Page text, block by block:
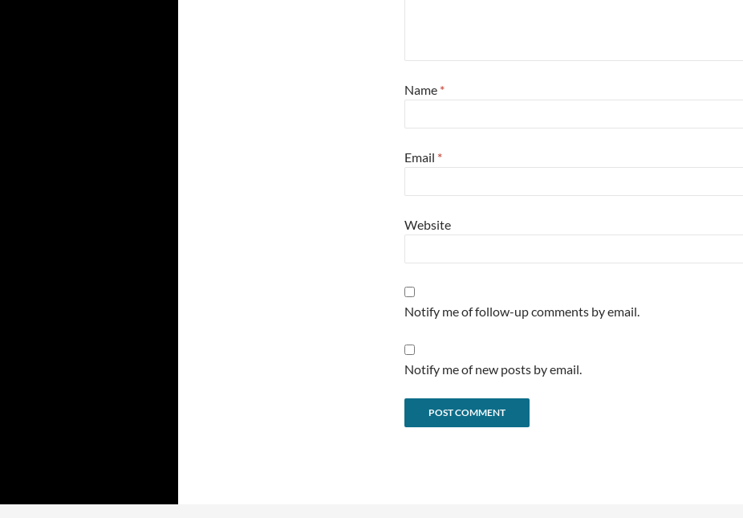
Name *
Email *
Website
Notify me of follow-up comments by email.
Notify me of new posts by email.